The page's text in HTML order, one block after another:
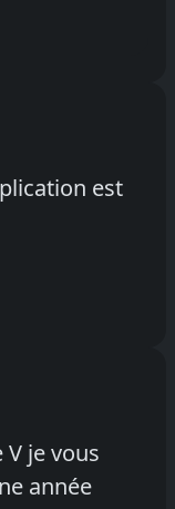
est
je vous
année